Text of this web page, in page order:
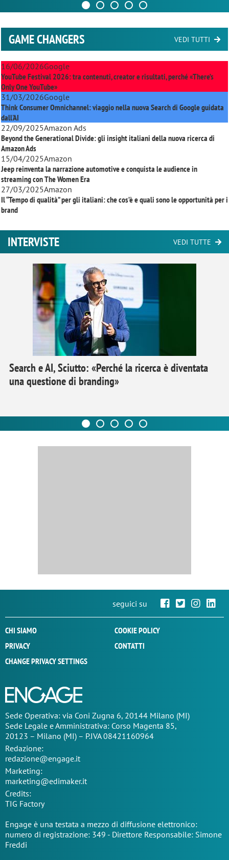
GAME CHANGERS VEDI TUTTI
16/06/2026Google
YouTube Festival 2026: tra contenuti, creator e risultati, perché «There’s
Only One YouTube»
31/03/2026Google
Think Consumer Omnichannel: viaggio nella nuova Search di Google guidata
dall'AI
22/09/2025Amazon Ads
Beyond the Generational Divide: gli insight italiani della nuova ricerca di
Amazon Ads
15/04/2025Amazon
Jeep reinventa la narrazione automotive e conquista le audience in
streaming conThe Women Era
27/03/2025Amazon
Il “Tempo di qualità” per gli italiani: che cos’è e quali sono le opportunità per i
brand
INTERVISTE VEDI TUTTE
Search e AI, Sciutto: «Perché la ricerca è diventata
una questione di branding»
seguici su
CHI SIAMO
COOKIE POLICY
PRIVACY
CONTATTI
CHANGE PRIVACY SETTINGS
Sede Operativa: via Coni Zugna 6, 20144 Milano (MI)
Sede Legale e Amministrativa: Corso Magenta 85,
20123 – Milano (MI) – P.IVA 08421160964
Redazione:
redazione@engage.it
Marketing:
marketing@edimaker.it
Credits:
TIG Factory
Engage è una testata a mezzo di diffusione elettronico:
numero di registrazione: 349 - Direttore Responsabile: Simone
Freddi